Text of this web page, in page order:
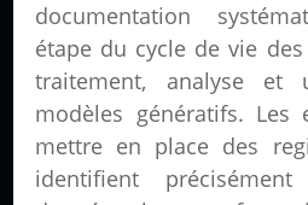
documentation
étape du cycle de vie
traitement, analyse et
modèles génératifs. Les
mettre en place des
identifient